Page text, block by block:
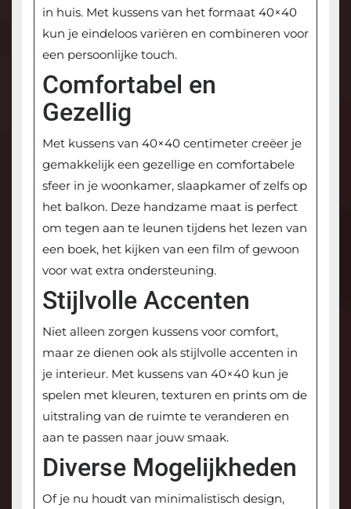
in huis. Met kussens van het formaat 40×40
kun je eindeloos variëren en combineren voor
een persoonlijke touch.
Comfortabel en
Gezellig
Met kussens van 40×40 centimeter creëer je
gemakkelijk een gezellige en comfortabele
sfeer in je woonkamer, slaapkamer of zelfs op
het balkon. Deze handzame maat is perfect
om tegen aan te leunen tijdens het lezen van
een boek, het kijken van een film of gewoon
voor wat extra ondersteuning.
Stijlvolle Accenten
Niet alleen zorgen kussens voor comfort,
maar ze dienen ook als stijlvolle accenten in
je interieur. Met kussens van 40×40 kun je
spelen met kleuren, texturen en prints om de
uitstraling van de ruimte te veranderen en
aan te passen naar jouw smaak.
Diverse Mogelijkheden
Of je nu houdt van minimalistisch design,